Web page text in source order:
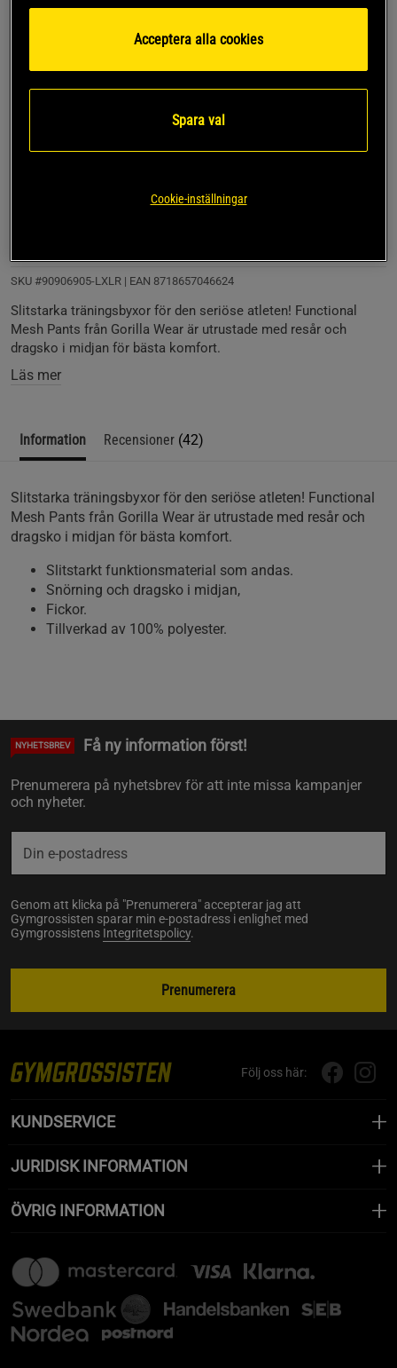
L/XL
Lägg i varukorgen
Fri retur 14 dagars ångerrätt
Kanonbyxor! Haft mina i 6 år nu och håller fortfarande!!
SKU #90906905-LXLR | EAN 8718657046624
Slitstarka träningsbyxor för den seriöse atleten! Functional
Mesh Pants från Gorilla Wear är utrustade med resår och
dragsko i midjan för bästa komfort.
Läs mer
Information Recensioner (42)
Slitstarka träningsbyxor för den seriöse atleten! Functional
Mesh Pants från Gorilla Wear är utrustade med resår och
dragsko i midjan för bästa komfort.
Slitstarkt funktionsmaterial som andas.
Snörning och dragsko i midjan,
Fickor.
Tillverkad av 100% polyester.
NYHETSBREV Få ny information först!
Prenumerera på nyhetsbrev för att inte missa kampanjer
och nyheter.
Genom att klicka på "Prenumerera" accepterar jag att
Gymgrossisten sparar min e-postadress i enlighet med
Gymgrossistens Integritetspolicy.
Prenumerera
Följ oss här:
KUNDSERVICE
JURIDISK INFORMATION
ÖVRIG INFORMATION
Acceptera alla cookies
Spara val
Cookie-inställningar